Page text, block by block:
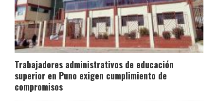
Trabajadores administrativos de educación
superior en Puno exigen cumplimiento de
compromisos